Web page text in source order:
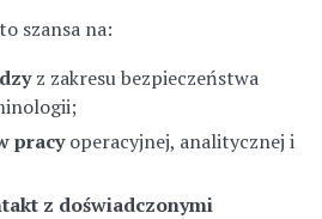
szansa na:
z zakresu bezpieczeństwa
pracyoperacyjnej, analitycznej i
z doświadczonymi